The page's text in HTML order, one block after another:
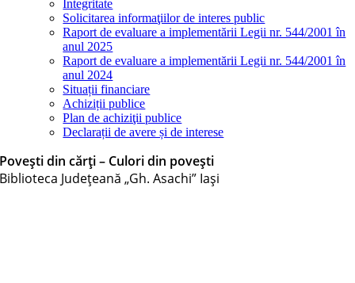
Integritate
Solicitarea informaţiilor de interes public
Raport de evaluare a implementării Legii nr. 544/2001 în
anul 2025
Raport de evaluare a implementării Legii nr. 544/2001 în
anul 2024
Situații financiare
Achiziții publice
Plan de achiziţii publice
Declarații de avere și de interese
Povești din cărți – Culori din povești
Biblioteca Judeţeană „Gh. Asachi” Iaşi